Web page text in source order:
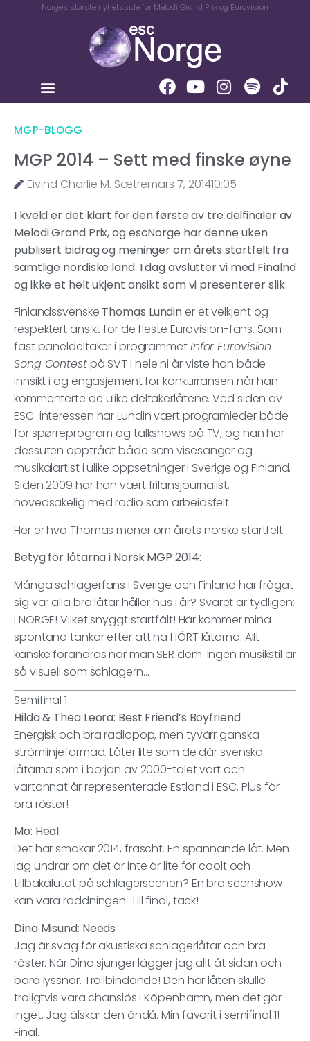
Norges største nyhetsside for Melodi Grand Prix og Eurovision
MGP-BLOGG
MGP 2014 – Sett med finske øyne
Eivind Charlie M. Sætremars 7, 201410:05
I kveld er det klart for den første av tre delfinaler av
Melodi Grand Prix, og escNorge har denne uken
publisert bidrag og meninger om årets startfelt fra
samtlige nordiske land. I dag avslutter vi med Finalnd
og ikke et helt ukjent ansikt som vi presenterer slik:
Finlandssvenske Thomas Lundin er et velkjent og
respektert ansikt for de fleste Eurovision-fans. Som
fast paneldeltaker i programmetInför Eurovision
Song Contestpå SVT i hele ni år viste han både
innsikt i og engasjement for konkurransen når han
kommenterte de ulike deltakerlåtene. Ved siden av
ESC-interessen har Lundin vært programleder både
for spørreprogram og talkshows på TV, og han har
dessuten opptrådt både som visesanger og
musikalartist i ulike oppsetninger i Sverige og Finland.
Siden 2009 har han vært frilansjournalist,
hovedsakelig med radio som arbeidsfelt.
Her er hva Thomas mener om årets norske startfelt:
Betyg för låtarna i Norsk MGP 2014:
Många schlagerfans i Sverige och Finland har frågat
sig var alla bra låtar håller hus i år? Svaret är tydligen:
I NORGE! Vilket snyggt startfält! Här kommer mina
spontana tankar efter att ha HÖRT låtarna. Allt
kanske förändras när man SER dem. Ingen musikstil är
så visuell som schlagern…
Semifinal 1
Hilda & Thea Leora: Best Friend’s Boyfriend
Energisk och bra radiopop, men tyvärr ganska
strömlinjeformad. Låter lite som de där svenska
låtarna som i början av 2000-talet vart och
vartannat år representerade Estland i ESC. Plus för
bra röster!
Mo: Heal
Det här smakar 2014, fräscht. En spännande låt. Men
jag undrar om det är inte är lite för coolt och
tillbakalutat på schlagerscenen? En bra scenshow
kan vara räddningen. Till final, tack!
Dina Misund: Needs
Jag är svag för akustiska schlagerlåtar och bra
röster. När Dina sjunger lägger jag allt åt sidan och
bara lyssnar. Trollbindande! Den här låten skulle
troligtvis vara chanslös i Köpenhamn, men det gör
inget. Jag älskar den ändå. Min favorit i semifinal 1!
Final.